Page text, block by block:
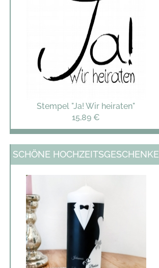
Stempel "Ja! Wir heiraten"
15,89 €
SCHÖNE HOCHZEITSGESCHENKE